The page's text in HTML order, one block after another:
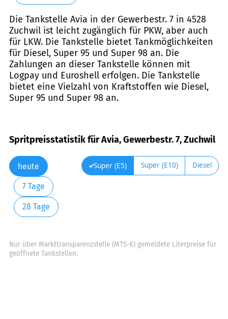
Die Tankstelle Avia in der Gewerbestr. 7 in 4528
Zuchwil ist leicht zugänglich für PKW, aber auch
für LKW. Die Tankstelle bietet Tankmöglichkeiten
für Diesel, Super 95 und Super 98 an. Die
Zahlungen an dieser Tankstelle können mit
Logpay und Euroshell erfolgen. Die Tankstelle
bietet eine Vielzahl von Kraftstoffen wie Diesel,
Super 95 und Super 98 an.
Spritpreisstatistik für Avia, Gewerbestr. 7, Zuchwil
heute
7 Tage
28 Tage
Super (E5) Super (E10) Diesel
Nur über Markttransparenzstelle (MTS-K) gemeldete Literpreise für
geöffnete Tankstellen.